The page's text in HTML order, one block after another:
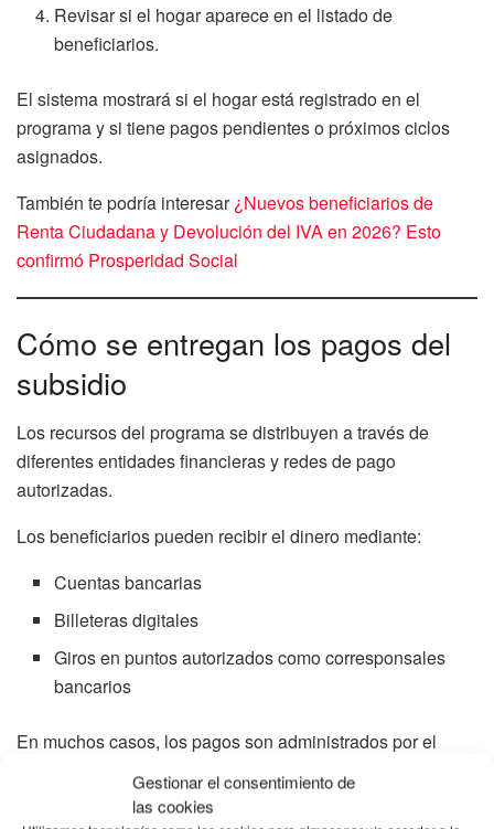
Gestionar el consentimiento de
las cookies
Revisar si el hogar aparece en el listado de
beneficiarios.
El sistema mostrará si el hogar está registrado en el
programa y si tiene pagos pendientes o próximos ciclos
asignados.
También te podría interesar¿Nuevos beneficiarios de
Renta Ciudadana y Devolución del IVA en 2026? Esto
confirmó Prosperidad Social
Cómo se entregan los pagos del
subsidio
Los recursos del programa se distribuyen a través de
diferentes entidades financieras y redes de pago
autorizadas.
Los beneficiarios pueden recibir el dinero mediante:
Cuentas bancarias
Billeteras digitales
Giros en puntos autorizados como corresponsales
bancarios
En muchos casos, los pagos son administrados por el
Banco Agrario y su red de aliadospara garantizar la
cobertura en todo el país.